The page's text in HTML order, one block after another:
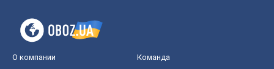
О компании Команда